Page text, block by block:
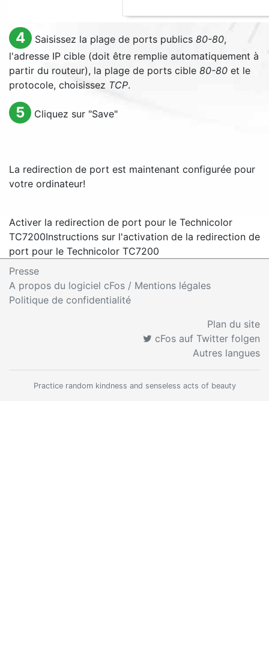
4 Saisissez la plage de ports publics 80-80,
l'adresse IP cible (doit être remplie automatiquement à
partir du routeur), la plage de ports cible 80-80 et le
protocole, choisissez TCP.
5 Cliquez sur "Save"
La redirection de port est maintenant configurée pour
votre ordinateur!
Activer la redirection de port pour le Technicolor
TC7200Instructions sur l'activation de la redirection de
port pour le Technicolor TC7200
Presse
A propos du logiciel cFos / Mentions légales
Politique de confidentialité
Plan du site
cFos auf Twitter folgen
Autres langues
Practice random kindness and senseless acts of beauty